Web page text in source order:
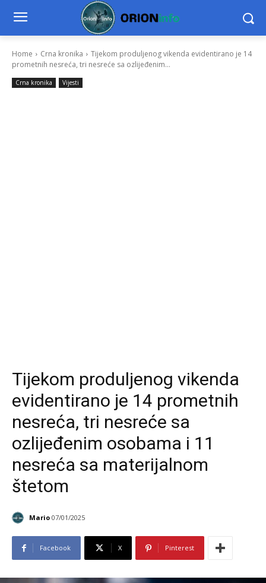
Home Crna kronika
Tijekom produljenog vikenda evidentirano je 14
prometnih nesreća, tri nesreće sa ozlijeđenim...
Crna kronika Vijesti
Tijekom produljenog vikenda
evidentirano je 14 prometnih
nesreća, tri nesreće sa
ozlijeđenim osobama i 11
nesreća sa materijalnom
štetom
Mario 07/01/2025
Facebook X Pinterest